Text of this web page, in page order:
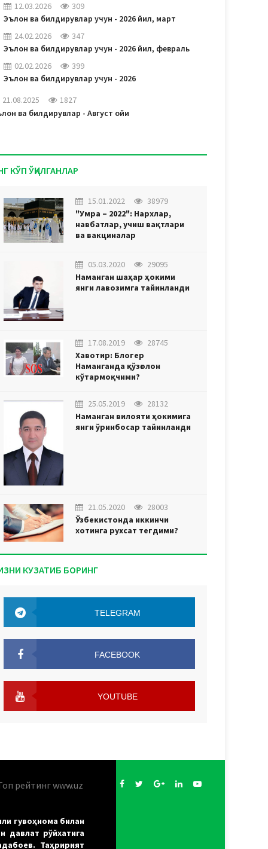
12.03.2026
309
Эълон ва билдирувлар учун - 2026 йил, март
24.02.2026
347
Эълон ва билдирувлар учун - 2026 йил, февраль
02.02.2026
399
Эълон ва билдирувлар учун - 2026
21.08.2025
1827
ва билдирувлар - Август ойи
КЎП ЎҚИЛГАНЛАР
15.01.2022
38979
"Умра – 2022": Нархлар,
навбатлар, учиш вақтлари
ва вакциналар
05.03.2020
29095
Наманган шаҳар ҳокими
янги лавозимга тайинланди
17.08.2019
28745
Хавотир: Блогер
Наманганда қўзғолон
кўтармоқчими?
25.05.2019
28132
Наманган вилояти ҳокимига
янги ўринбосар тайинланди
21.05.2020
28003
Ўзбекистонда иккинчи
хотинга рухсат тегдими?
КУЗАТИБ БОРИНГ
TELEGRAM
FACEBOOK
YOUTUBE
гувоҳнома билан
давлат рўйхатига
Таҳририят